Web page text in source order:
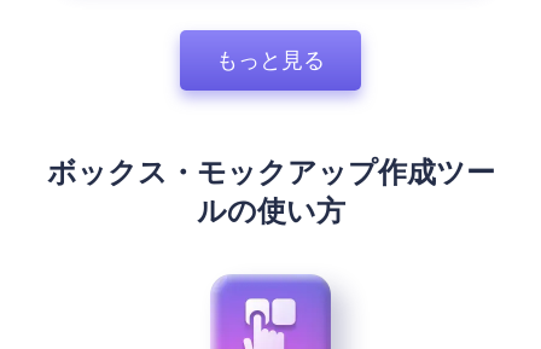
もっと見る
ボックス・モックアップ作成ツー
ルの使い方